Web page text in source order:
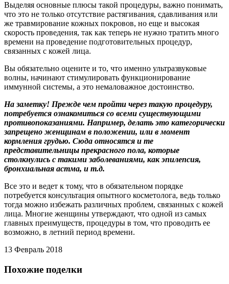
Выделяя основные плюсы такой процедуры, важно понимать,
что это не только отсутствие растягивания, сдавливания или
же травмирование кожных покровов, но еще и высокая
скорость проведения, так как теперь не нужно тратить много
времени на проведение подготовительных процедур,
связанных с кожей лица.
Вы обязательно оцените и то, что именно ультразвуковые
волны, начинают стимулировать функционирование
иммунной системы, а это немаловажное достоинство.
На заметку! Прежде чем пройти через такую процедуру,
потребуется ознакомиться со всеми существующими
противопоказаниями. Например, делать это категорически
запрещено женщинам в положении, или в момент
кормления грудью. Сюда относятся и те
представительницы прекрасного пола, которые
столкнулись с такими заболеваниями, как эпилепсия,
бронхиальная астма, и т.д.
Все это и ведет к тому, что в обязательном порядке
потребуется консультация опытного косметолога, ведь только
тогда можно избежать различных проблем, связанных с кожей
лица. Многие женщины утверждают, что одной из самых
главных преимуществ, процедуры в том, что проводить ее
возможно, в летний период времени.
13 Февраль 2018
Похожие поделки